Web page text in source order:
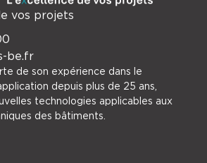
vos projets
be.fr
de son expérience dans le
depuis plus de 25 ans,
technologies applicables aux
des bâtiments.